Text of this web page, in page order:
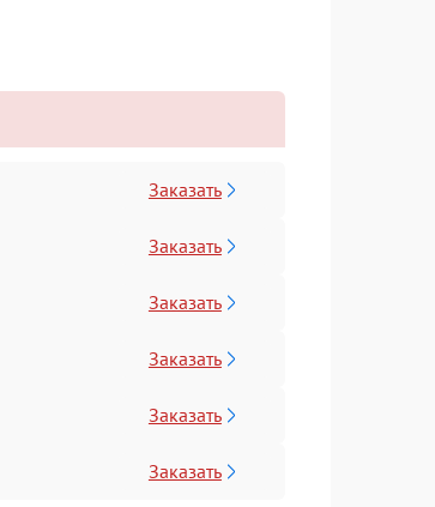
Заказать
Заказать
Заказать
Заказать
Заказать
Заказать